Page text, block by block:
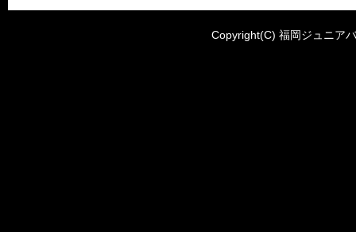
Copyright(C) 福岡ジュニア